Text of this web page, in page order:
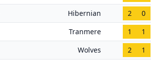
Hibernian 2 0
Tranmere 1 1
Wolves 2 1